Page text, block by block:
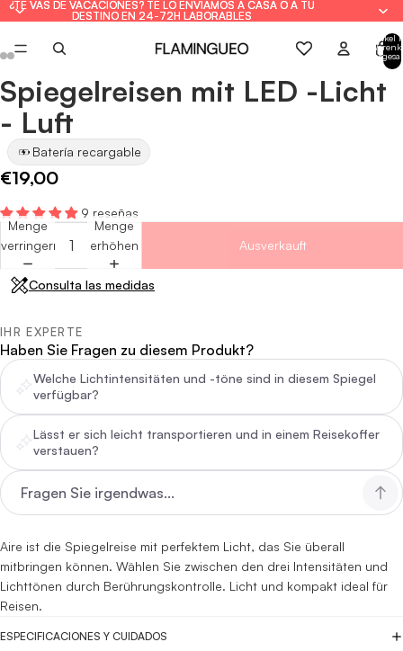
¿TE VAS DE VACACIONES? TE LO ENVIAMOS A CASA O A TU
DESTINO EN 24-72H LABORABLES
¿TE VAS DE VACACIONES? TE LO ENVIAMOS A CASA O A TU
DESTINO EN 24-72H LABORABLES
Artikel
Bild
im
Vollbildmodus
öffnen
Bild
im
Vollbildmodus
öffnen
Bild
im
Vollbildmodus
öffnen
Bild
im
Vollbildmodus
öffnen
Bild
im
Vollbildmodus
öffnen
Bild
im
Vollbildmodus
öffnen
Bild
im
Vollbildmodus
öffnen
Bild
im
Vollbildmodus
öffnen
Spiegelreisen mit LED -Licht
- Luft
Batería recargable
€19,00
9 reseñas
Menge
verringern
Menge
erhöhen
Ausverkauft
Consulta las medidas
IHR EXPERTE
Haben Sie Fragen zu diesem Produkt?
Welche Lichtintensitäten und -töne sind in diesem Spiegel
verfügbar?
Lässt er sich leicht transportieren und in einem Reisekoffer
verstauen?
Aire ist die Spiegelreise mit perfektem Licht, das Sie überall
mitbringen können. Wählen Sie zwischen den drei Intensitäten und
Lichttönen durch Berührungskontrolle. Licht und kompakt ideal für
Reisen.
ESPECIFICACIONES Y CUIDADOS